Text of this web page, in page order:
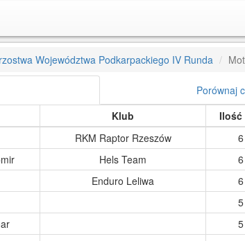
Województwa Podkarpackiego IV Runda
Porównaj
Klub Ilość
RKM Raptor Rzeszów 6
Hels Team 6
Enduro Leliwa 6
5
5